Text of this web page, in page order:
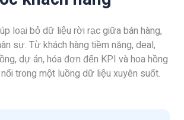
loại bỏ dữ liệu rời rạc giữa bán hàng,
sự. Từ khách hàng tiềm năng, deal,
dự án, hóa đơn đến KPI và hoa hồng
trong một luồng dữ liệu xuyên suốt.